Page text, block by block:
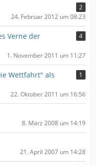
2
24. Februar 2012 um 08:23
Verne der
4
1. November 2011 um 11:27
Wettfahrt" als
1
22. Oktober 2011 um 16:56
8. März 2008 um 14:19
21. April 2007 um 14:28